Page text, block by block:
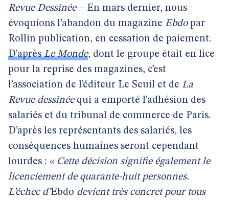
Revue Dessinée– En mars dernier, nous
évoquions l’abandon du magazine Ebdopar
Rollin publication, en cessation de paiement.
D’aprèsLe Monde, dont le groupe était en lice
pour la reprise des magazines, c’est
l’association de l’éditeur Le Seuil et de La
Revue dessinéequi a emporté l’adhésion des
salariés et du tribunal de commerce de Paris.
D’après les représentants des salariés, les
conséquences humaines seront cependant
lourdes : « Cette décision signifie également le
licenciement de quarante-huit personnes.
L’échec d’Ebdo devient très concret pour tous